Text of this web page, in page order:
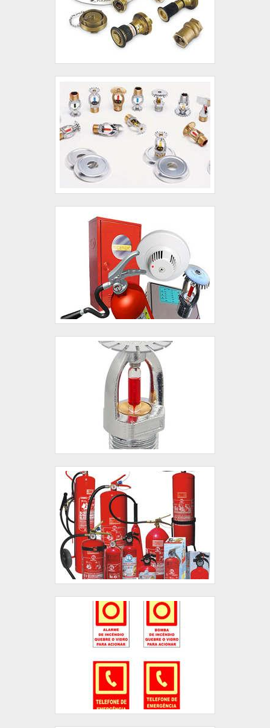
relação à quebra de paredes, redução do custo de
material de alvenaria e acabamento.MAIS SOBRE
INSTALAÇÃO DE PRUMADA DE COLUNAS
PRÉDIO COMERCIALTrabalha como síndico,
zelador ou administrador de condomínios
comerciais e tem pensado em investir na instalação
de prumadas de colunas? Se sim, conte com o
Grupo Oceano, que possui equipes próprias e
terceirizadas para efetuar este serviço. .